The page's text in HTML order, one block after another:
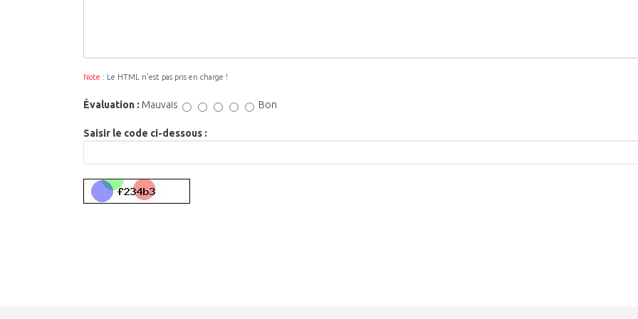
Note : Le HTML n’est pas pris en charge !
Évaluation : Mauvais Bon
Saisir le code ci-dessous :